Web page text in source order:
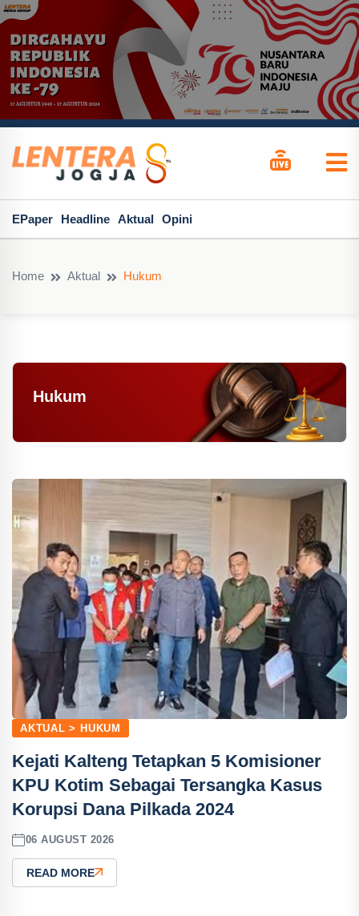
EPaper Headline Aktual Opini
Home Aktual Hukum
Hukum
AKTUAL > HUKUM
Kejati Kalteng Tetapkan 5 Komisioner
KPU Kotim Sebagai Tersangka Kasus
Korupsi Dana Pilkada 2024
06 AUGUST 2026
READ MORE